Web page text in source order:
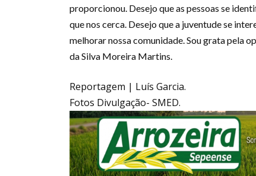
proporcionou. Desejo que as pessoas se
que nos cerca. Desejo que a juventude se
melhorar nossa comunidade. Sou grata pela
da Silva Moreira Martins.
Reportagem | Luís Garcia.
Fotos Divulgação- SMED.